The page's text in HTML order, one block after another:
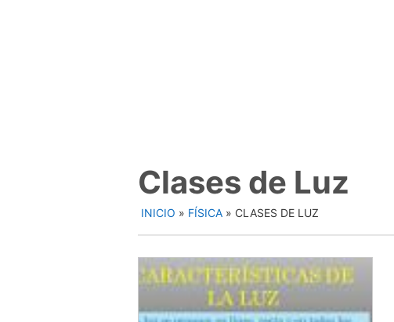
Clases de Luz
INICIO » FÍSICA » CLASES DE LUZ